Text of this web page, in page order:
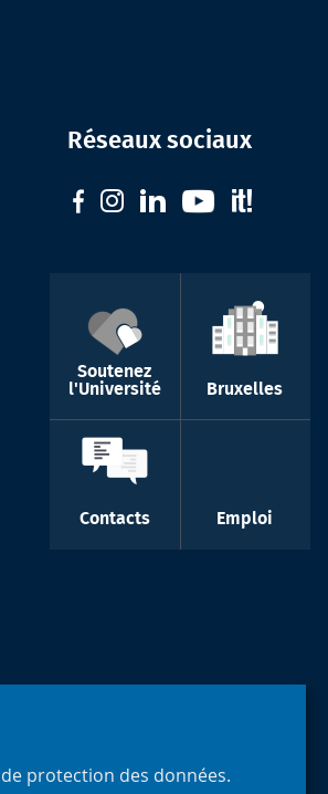
protection des données.
Réseaux sociaux
Soutenez
l'Université
Bruxelles
Contacts Emploi